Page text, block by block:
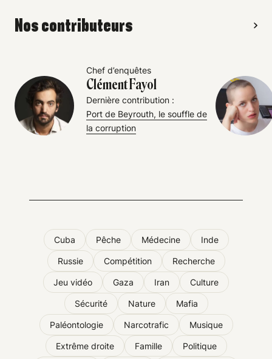
Nos contributeurs
Chef d’enquêtes
Clément Fayol
Dernière contribution :
Port de Beyrouth, le souffle de
la corruption
Cuba Pêche Médecine Inde
Russie Compétition Recherche
Jeu vidéo Gaza Iran Culture
Sécurité Nature Mafia
Paléontologie Narcotrafic Musique
Extrême droite Famille Politique